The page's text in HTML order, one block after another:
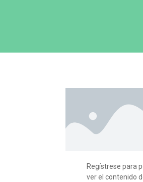
Regístrese para
ver el contenido